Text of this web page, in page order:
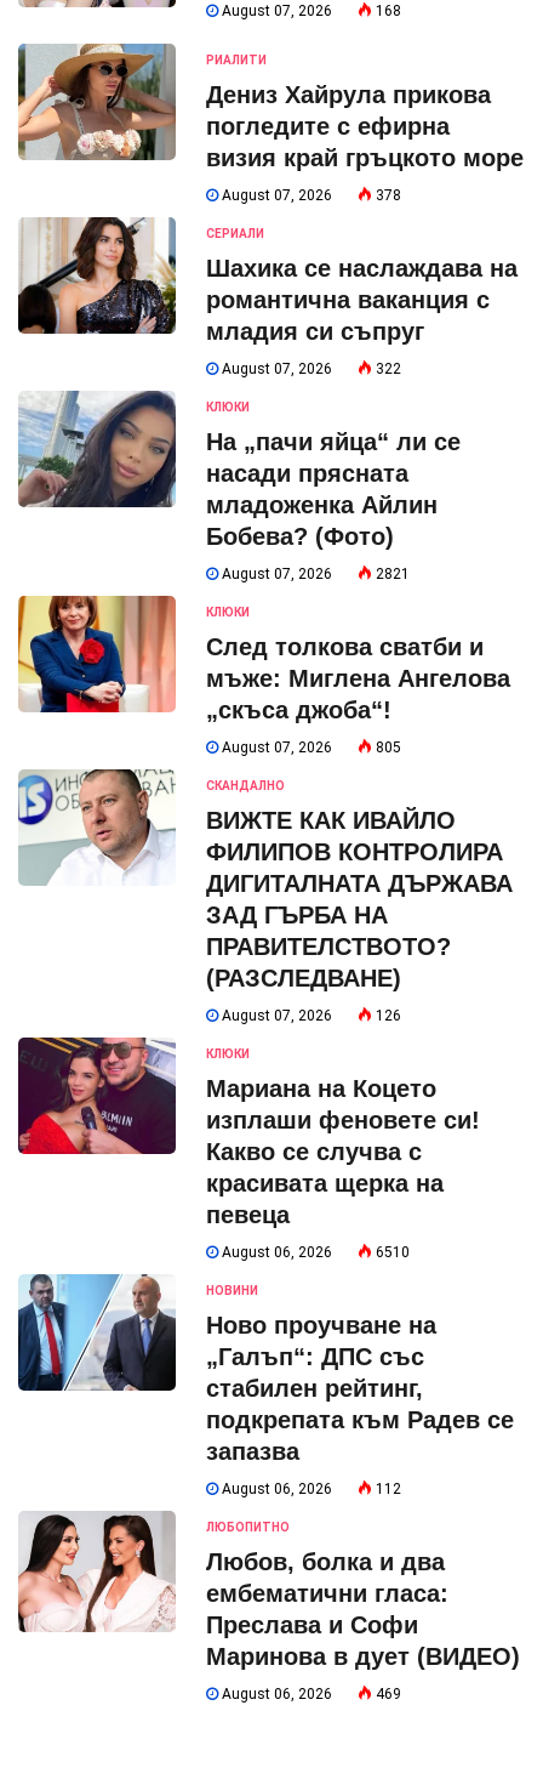
August 07, 2026 168
РИАЛИТИ
Дениз Хайрула прикова
погледите с ефирна
визия край гръцкото море
August 07, 2026 378
СЕРИАЛИ
Шахика се наслаждава на
романтична ваканция с
младия си съпруг
August 07, 2026 322
КЛЮКИ
На „пачи яйца“ ли се
насади прясната
младоженка Айлин
Бобева? (Фото)
August 07, 2026 2821
КЛЮКИ
След толкова сватби и
мъже: Миглена Ангелова
„скъса джоба“!
August 07, 2026 805
СКАНДАЛНО
ВИЖТЕ КАК ИВАЙЛО
ФИЛИПОВ КОНТРОЛИРА
ДИГИТАЛНАТА ДЪРЖАВА
ЗАД ГЪРБА НА
ПРАВИТЕЛСТВОТО?
(РАЗСЛЕДВАНЕ)
August 07, 2026 126
КЛЮКИ
Мариана на Коцето
изплаши феновете си!
Какво се случва с
красивата щерка на
певеца
August 06, 2026 6510
НОВИНИ
Ново проучване на
„Галъп“: ДПС със
стабилен рейтинг,
подкрепата към Радев се
запазва
August 06, 2026 112
ЛЮБОПИТНО
Любов, болка и два
ембематични гласа:
Преслава и Софи
Маринова в дует (ВИДЕО)
August 06, 2026 469